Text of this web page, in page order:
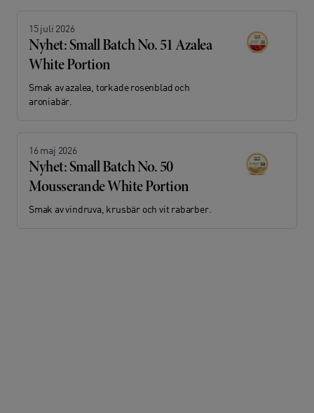
15 juli 2026
Nyhet: Small Batch No. 51 Azalea
White Portion
Smak av azalea, torkade rosenblad och
aroniabär.
16 maj 2026
Nyhet: Small Batch No. 50
Mousserande White Portion
Smak av vindruva, krusbär och vit rabarber.